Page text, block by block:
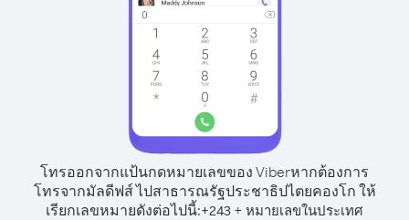
โทรออกจากแป้นกดหมายเลขของ Viberหากต้องการ
โทรจากมัลดีฟส์ ไปสาธารณรัฐประชาธิปไตยคองโก ให้
เรียกเลขหมายดังต่อไปนี้:+243 + หมายเลขในประเทศ